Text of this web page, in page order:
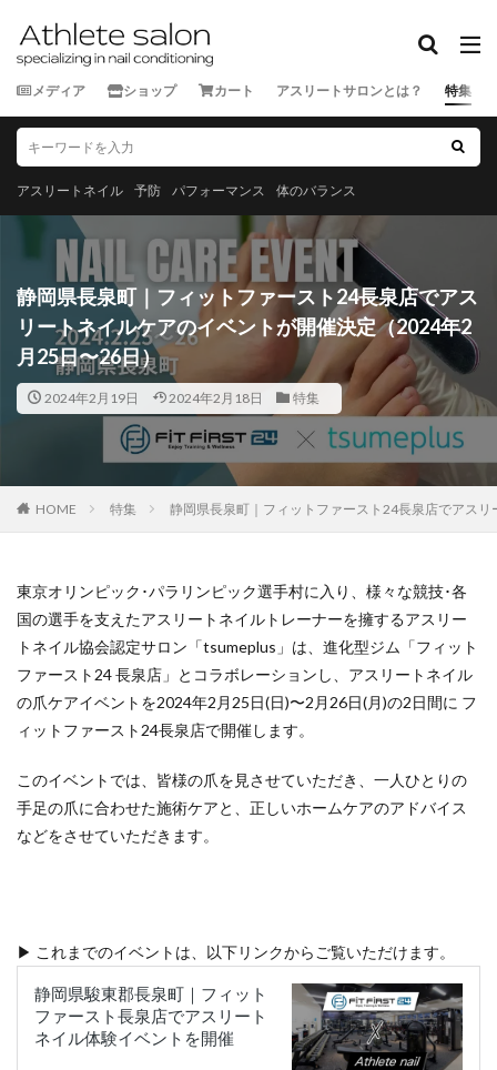
メディア ショップ カート アスリートサロンとは？ 特集
アスリートネイル 予防 パフォーマンス 体のバランス
静岡県長泉町｜フィットファースト24長泉店でアス
リートネイルケアのイベントが開催決定（2024年2
月25日〜26日）
2024年2月19日 2024年2月18日 特集
HOME 特集 静岡県長泉町｜フィットファースト24長泉店でアス
東京オリンピック･パラリンピック選手村に入り、様々な競技･各
国の選手を支えたアスリートネイルトレーナーを擁するアスリー
トネイル協会認定サロン「tsumeplus」は、進化型ジム「フィット
ファースト24 長泉店」とコラボレーションし、アスリートネイル
の爪ケアイベントを2024年2月25日(日)〜2月26日(月)の2日間に フ
ィットファースト24長泉店で開催します。
このイベントでは、皆様の爪を見させていただき、一人ひとりの
手足の爪に合わせた施術ケアと、正しいホームケアのアドバイス
などをさせていただきます。
▶︎ これまでのイベントは、以下リンクからご覧いただけます。
タグ
★★★★★
★★☆☆☆
大阪府
奈良県 宮城県 宮崎県 富山県
岡山県
岩手県 島根県 広島県
栃木県
沖縄県 滋賀県 熊本県 石川県
秋田県
群馬県 長崎県 長野県
鳥取県
鹿児島県
検索